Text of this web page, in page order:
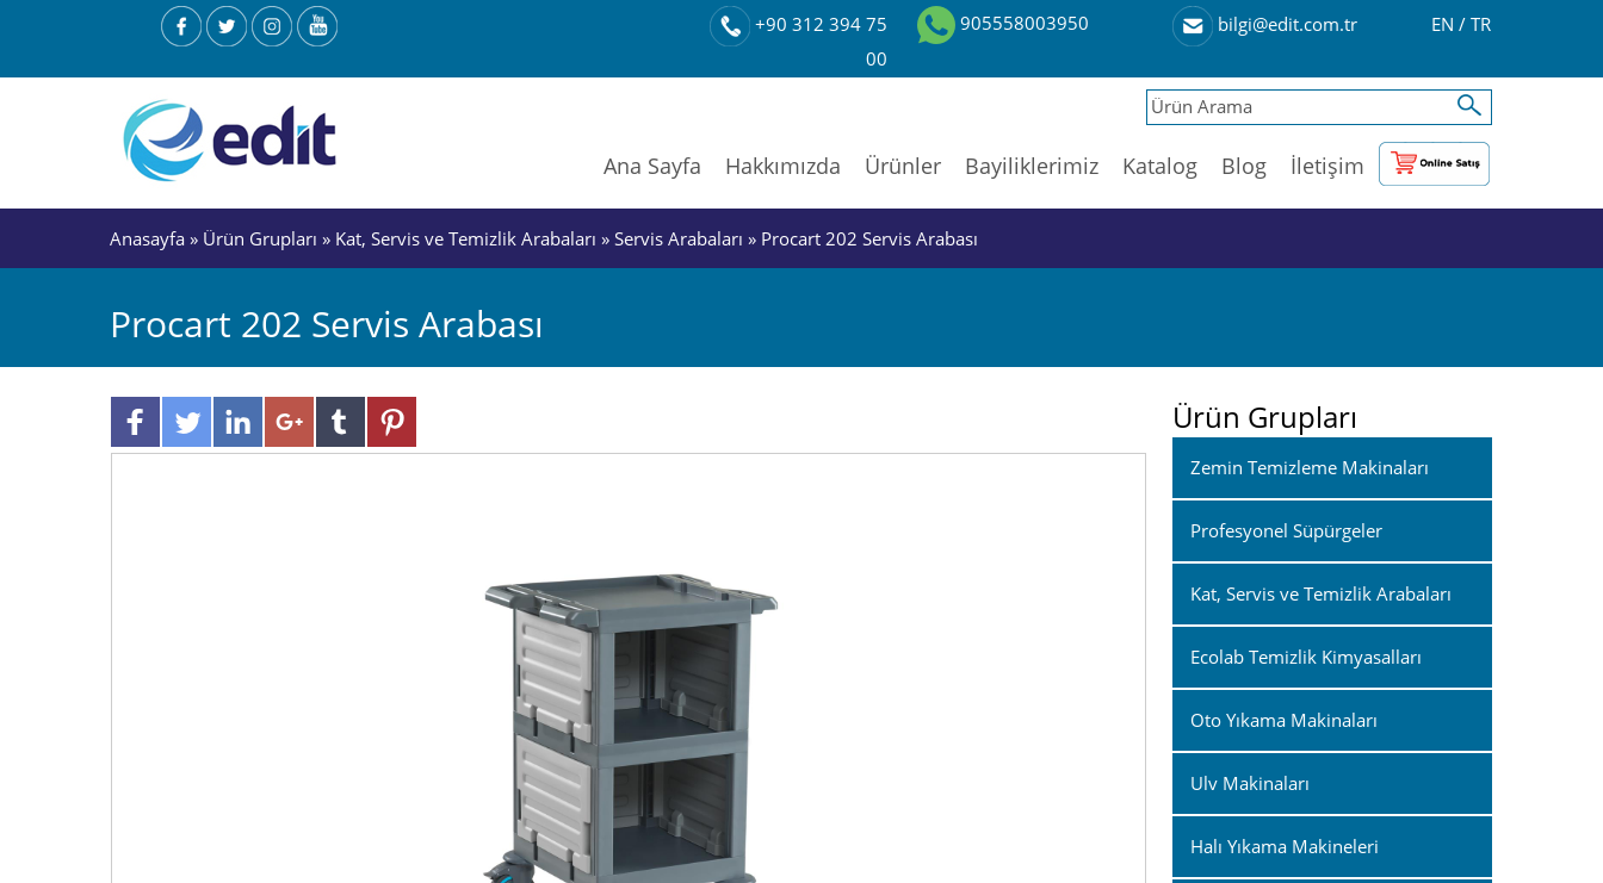
+90 312 394 75
00
905558003950 bilgi@edit.com.tr EN / TR
Ana Sayfa Hakkımızda Ürünler Bayiliklerimiz Katalog Blog İletişim
Anasayfa » Ürün Grupları » Kat, Servis ve Temizlik Arabaları » Servis Arabaları » Procart 202 Servis Arabası
Procart 202 Servis Arabası
Ürün Grupları
Zemin Temizleme Makinaları
Profesyonel Süpürgeler
Kat, Servis ve Temizlik Arabaları
Ecolab Temizlik Kimyasalları
Oto Yıkama Makinaları
Ulv Makinaları
Halı Yıkama Makineleri